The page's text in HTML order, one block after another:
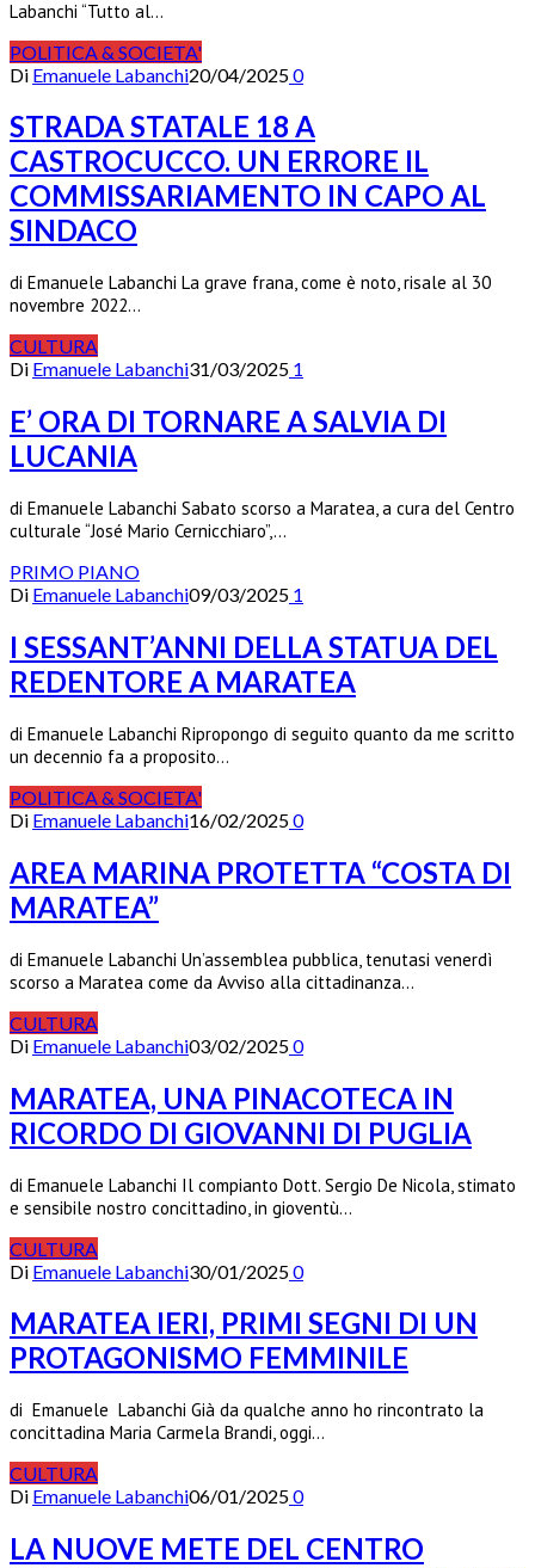
Labanchi “Tutto al…
POLITICA & SOCIETA'
Di Emanuele Labanchi20/04/20250
STRADA STATALE 18 A
CASTROCUCCO. UN ERRORE IL
COMMISSARIAMENTO IN CAPO AL
SINDACO
di Emanuele Labanchi La grave frana, come è noto, risale al 30
novembre 2022…
CULTURA
Di Emanuele Labanchi31/03/2025 1
E’ ORA DI TORNARE A SALVIA DI
LUCANIA
di Emanuele Labanchi Sabato scorso a Maratea, a cura del Centro
culturale “José Mario Cernicchiaro”,…
PRIMO PIANO
Di Emanuele Labanchi09/03/2025 1
I SESSANT’ANNI DELLA STATUA DEL
REDENTORE A MARATEA
di Emanuele Labanchi Ripropongo di seguito quanto da me scritto
un decennio fa a proposito…
POLITICA & SOCIETA'
Di Emanuele Labanchi16/02/20250
AREA MARINA PROTETTA “COSTA DI
MARATEA”
di Emanuele Labanchi Un’assemblea pubblica, tenutasi venerdì
scorso a Maratea come da Avviso alla cittadinanza…
CULTURA
Di Emanuele Labanchi03/02/20250
MARATEA, UNA PINACOTECA IN
RICORDO DI GIOVANNI DI PUGLIA
di Emanuele Labanchi Il compianto Dott. Sergio De Nicola, stimato
e sensibile nostro concittadino, in gioventù…
CULTURA
Di Emanuele Labanchi30/01/20250
MARATEA IERI, PRIMI SEGNI DI UN
PROTAGONISMO FEMMINILE
di Emanuele Labanchi Già da qualche anno ho rincontrato la
concittadina Maria Carmela Brandi, oggi…
CULTURA
Di Emanuele Labanchi06/01/20250
LA NUOVE METE DEL CENTRO